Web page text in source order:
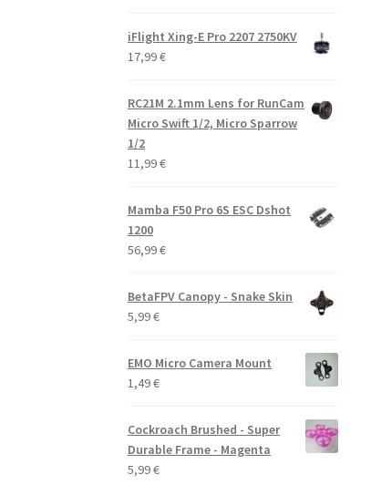
iFlight Xing-E Pro 2207 2750KV
17,99€
RC21M 2.1mm Lens for RunCam
Micro Swift 1/2, Micro Sparrow
1/2
11,99€
Mamba F50 Pro 6S ESC Dshot
1200
56,99€
BetaFPV Canopy - Snake Skin
5,99€
EMO Micro Camera Mount
1,49€
Cockroach Brushed - Super
Durable Frame - Magenta
5,99€